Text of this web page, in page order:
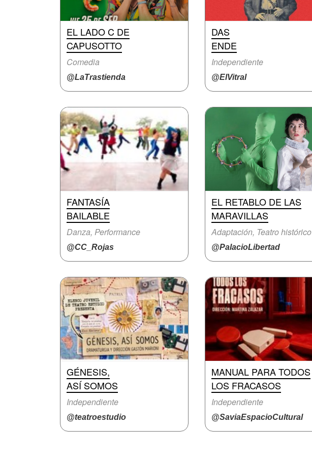
EL LADO C DE
CAPUSOTTO
Comedia
@LaTrastienda
DAS
ENDE
Independiente
@ElVitral
FANTASÍA
BAILABLE
Danza, Performance
@CC_Rojas
EL RETABLO DE LAS
MARAVILLAS
Adaptación, Teatro histórico
@PalacioLibertad
GÉNESIS,
ASÍ SOMOS
Independiente
@teatroestudio
MANUAL PARA TODOS
LOS FRACASOS
Independiente
@SaviaEspacioCultural